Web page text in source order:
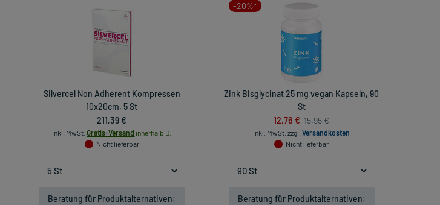
Silvercel Non Adherent Kompressen
10x20cm, 5 St
211,39 €
inkl. MwSt. Gratis-Versand innerhalb D.
Nicht lieferbar
Beratung für Produktalternativen:
-20%*
Zink Bisglycinat 25 mg vegan Kapseln, 90
St
12,76 € 15,95 €
inkl. MwSt. zzgl.Versandkosten
Nicht lieferbar
Beratung für Produktalternativen: